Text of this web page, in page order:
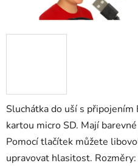
Sluchátka do uší s
kartou micro SD. Mají
Pomocí tlačítek můžete
upravovat hlasitost.